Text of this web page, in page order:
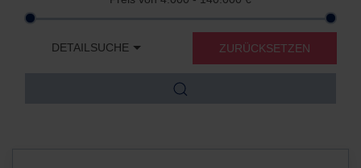
DETAILSUCHE ZURÜCKSETZEN